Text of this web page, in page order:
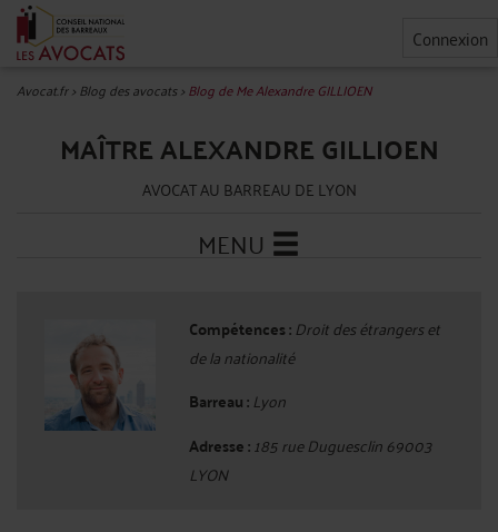
Connexion
Avocat.fr>Blog des avocats>Blog de Me Alexandre GILLIOEN
MAÎTRE ALEXANDRE GILLIOEN
AVOCAT AU BARREAU DE LYON
MENU
Compétences : Droit des étrangers et
de la nationalité
Barreau : Lyon
Adresse :185 rue Duguesclin 69003
LYON